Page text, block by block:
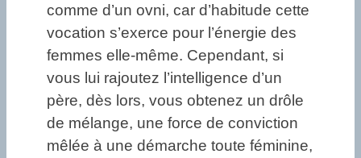
comme d’un ovni, car d’habitude cette
vocation s’exerce pour l’énergie des
femmes elle-même. Cependant, si
vous lui rajoutez l’intelligence d’un
père, dès lors, vous obtenez un drôle
de mélange, une force de conviction
mêlée à une démarche toute féminine,